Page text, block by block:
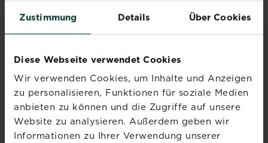
Zustimmung Details Über Cookies
Diese Webseite verwendet Cookies
Wir verwenden Cookies, um Inhalte und Anzeigen
zu personalisieren, Funktionen für soziale Medien
anbieten zu können und die Zugriffe auf unsere
Website zu analysieren. Außerdem geben wir
Informationen zu Ihrer Verwendung unserer
Substral®Naturen®Dünger Universal
Jetzt kaufenSubstral® Naturen® Dünger Universal